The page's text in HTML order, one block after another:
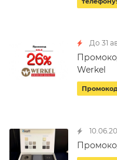
До 31
Werkel